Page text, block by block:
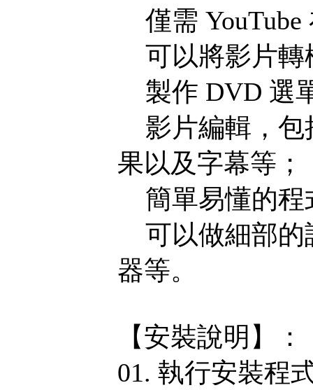
僅需 YouTube
可以將影片轉
製作 DVD 選
影片編輯，包
果以及字幕等；
簡單易懂的程
可以做細部的
器等。
【安裝說明】：
01. 執行安裝程